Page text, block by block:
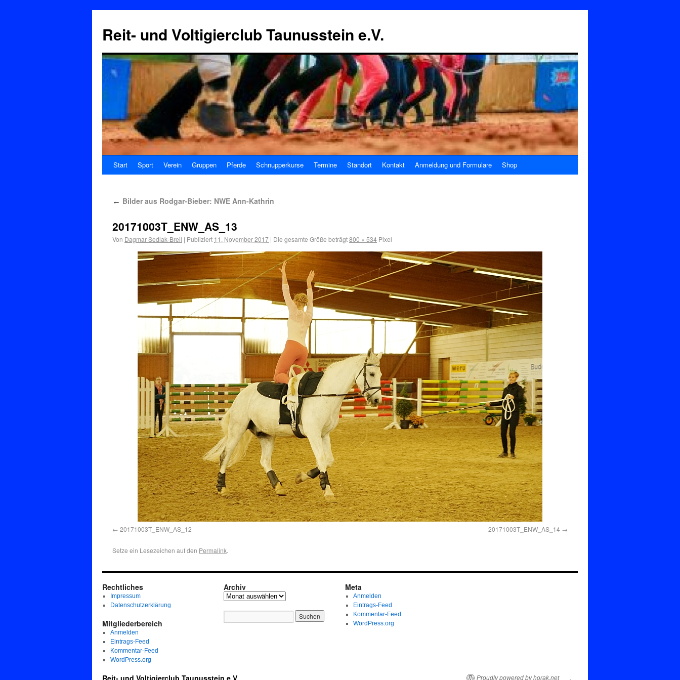
Reit- und Voltigierclub Taunusstein e.V.
Start Sport Verein Gruppen Pferde Schnupperkurse Termine Standort Kontakt Anmeldung und Formulare Shop
← Bilder aus Rodgar-Bieber: NWE Ann-Kathrin
20171003T_ENW_AS_13
Von Dagmar Sedlak-Breil | Publiziert 11. November 2017 | Die gesamte Größe beträgt800 × 534 Pixel
20171003T_ENW_AS_12 20171003T_ENW_AS_14
Setze ein Lesezeichen auf den Permalink.
Rechtliches
Impressum
Datenschutzerklärung
Mitgliederbereich
Anmelden
Eintrags-Feed
Kommentar-Feed
WordPress.org
Archiv Meta
Anmelden
Eintrags-Feed
Kommentar-Feed
WordPress.org
Reit- und Voltigierclub Taunusstein e.V. Proudly powered by horak.net___.